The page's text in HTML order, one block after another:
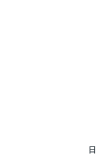
日